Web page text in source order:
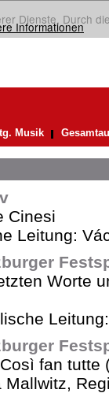
Dienste. Durch
Informationen
Musik
Cinesi
Leitung:
Worte
fan tutte